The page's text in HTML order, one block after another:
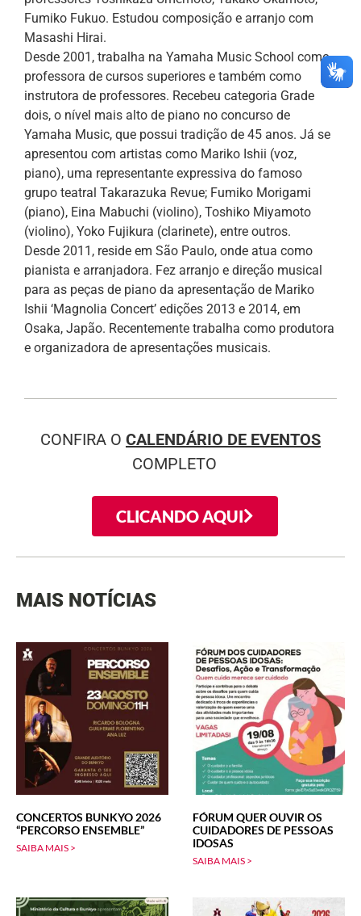
Fumiko Fukuo. Estudou composição e arranjo com
Masashi Hirai.
Desde 2001, trabalha na Yamaha Music School como
professora de cursos superiores e também como
instrutora de professores. Recebeu categoria Grade
dois, o nível mais alto de piano no concurso de
Yamaha Music, que possui tradição de 45 anos. Já se
apresentou com artistas como Mariko Ishii (voz,
piano), uma representante expressiva do famoso
grupo teatral Takarazuka Revue; Fumiko Morigami
(piano), Eina Mabuchi (violino), Toshiko Miyamoto
(violino), Yoko Fujikura (clarinete), entre outros.
Desde 2011, reside em São Paulo, onde atua como
pianista e arranjadora. Fez arranjo e direção musical
para as peças de piano da apresentação de Mariko
Ishii ‘Magnolia Concert’ edições 2013 e 2014, em
Osaka, Japão. Recentemente trabalha como produtora
e organizadora de apresentações musicais.
CONFIRA O CALENDÁRIO DE EVENTOS
COMPLETO
CLICANDO AQUI
MAIS NOTÍCIAS
CONCERTOS BUNKYO 2026
“PERCORSO ENSEMBLE”
SAIBA MAIS >
FÓRUM QUER OUVIR OS
CUIDADORES DE PESSOAS
IDOSAS
SAIBA MAIS >